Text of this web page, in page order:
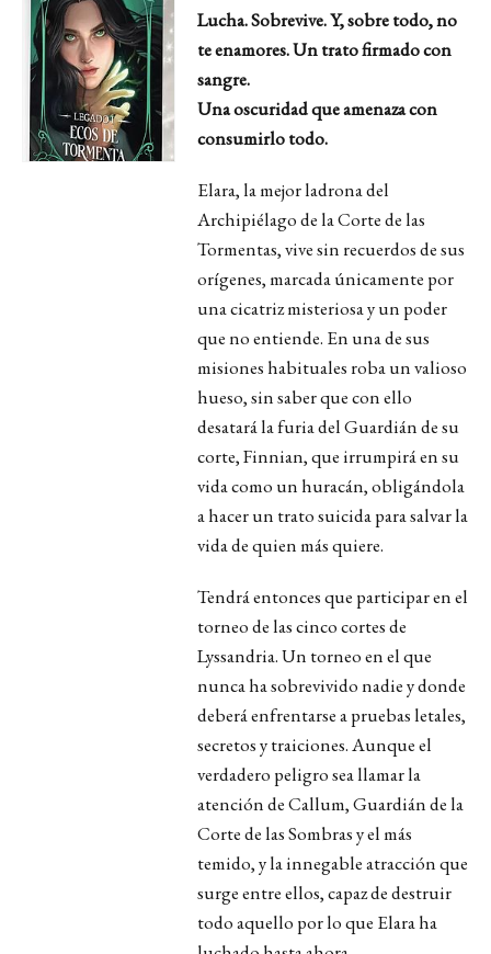
Lucha. Sobrevive. Y, sobre todo, no
te enamores. Un trato firmado con
sangre.
Una oscuridad que amenaza con
consumirlo todo.
Elara, la mejor ladrona del
Archipiélago de la Corte de las
Tormentas, vive sin recuerdos de sus
orígenes, marcada únicamente por
una cicatriz misteriosa y un poder
que no entiende. En una de sus
misiones habituales roba un valioso
hueso, sin saber que con ello
desatará la furia del Guardián de su
corte, Finnian, que irrumpirá en su
vida como un huracán, obligándola
a hacer un trato suicida para salvar la
vida de quien más quiere.
Tendrá entonces que participar en el
torneo de las cinco cortes de
Lyssandria. Un torneo en el que
nunca ha sobrevivido nadie y donde
deberá enfrentarse a pruebas letales,
secretos y traiciones. Aunque el
verdadero peligro sea llamar la
atención de Callum, Guardián de la
Corte de las Sombras y el más
temido, y la innegable atracción que
surge entre ellos, capaz de destruir
todo aquello por lo que Elara ha